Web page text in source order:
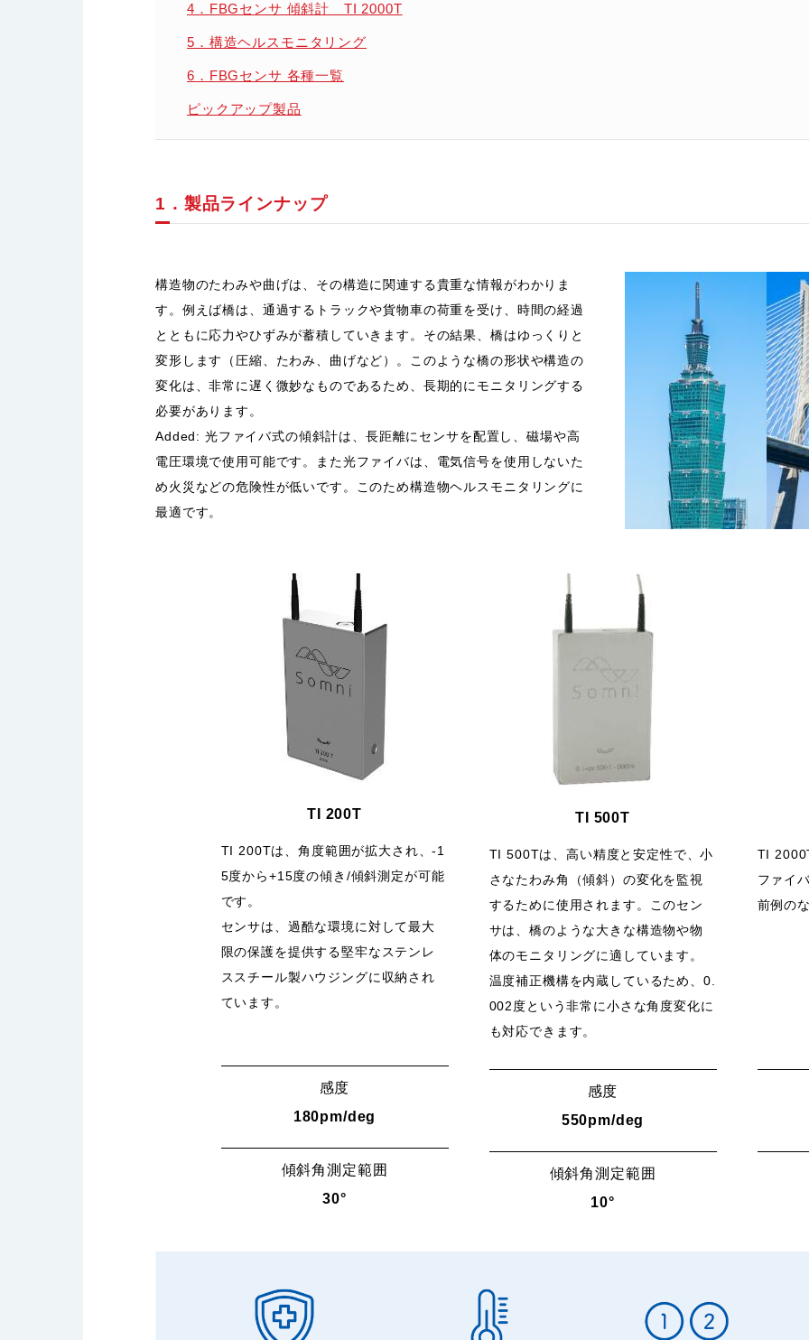
4．FBGセンサ 傾斜計 TI 2000T
5．構造ヘルスモニタリング
6．FBGセンサ 各種一覧
ピックアップ製品
1．製品ラインナップ
構造物のたわみや曲げは、その構造に関連する貴重な情報がわかりま
す。例えば橋は、通過するトラックや貨物車の荷重を受け、時間の経過
とともに応力やひずみが蓄積していきます。その結果、橋はゆっくりと
変形します（圧縮、たわみ、曲げなど）。このような橋の形状や構造の
変化は、非常に遅く微妙なものであるため、長期的にモニタリングする
必要があります。
Added: 光ファイバ式の傾斜計は、長距離にセンサを配置し、磁場や高
電圧環境で使用可能です。また光ファイバは、電気信号を使用しないた
め火災などの危険性が低いです。このため構造物ヘルスモニタリングに
最適です。
TI 200T
TI 200Tは、角度範囲が拡大され、-1
5度から+15度の傾き/傾斜測定が可能
です。
センサは、過酷な環境に対して最大
限の保護を提供する堅牢なステンレ
ススチール製ハウジングに収納され
ています。
感度
180pm/deg
傾斜角測定範囲
30°
TI 500T
TI 500Tは、高い精度と安定性で、小
さなたわみ角（傾斜）の変化を監視
するために使用されます。このセン
サは、橋のような大きな構造物や物
体のモニタリングに適しています。
温度補正機構を内蔵しているため、0.
002度という非常に小さな角度変化に
も対応できます。
感度
550pm/deg
傾斜角測定範囲
10°
TI
ファイ
前例の